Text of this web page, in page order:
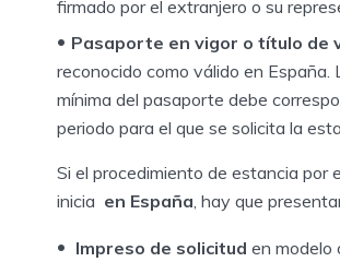
firmado por el extranjero o su
Pasaporte en vigor o título de
reconocido como válido en España.
mínima del pasaporte debe
periodo para el que se solicita la
Si el procedimiento de estancia por
inicia en España , hay que
Impreso de solicitud en modelo